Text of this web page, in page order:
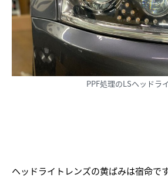
PPF処理のLSヘッドラ
ヘッドライトレンズの黄ばみは宿命です